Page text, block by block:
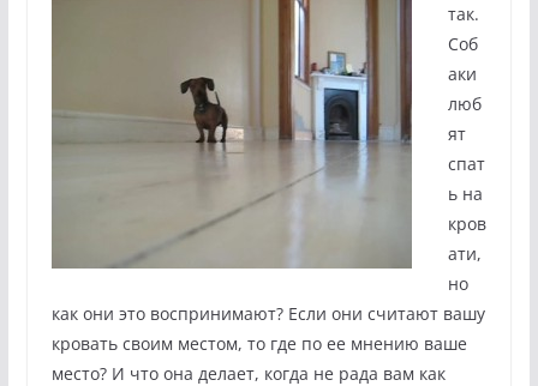
так.
Соб
аки
люб
ят
спат
ь на
кров
ати,
но
как они это воспринимают? Если они считают вашу
кровать своим местом, то где по ее мнению ваше
место? И что она делает, когда не рада вам как